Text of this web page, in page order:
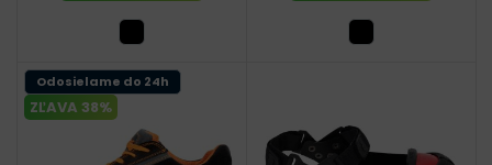
ZĽAVA 38%
Odosielame do 24h